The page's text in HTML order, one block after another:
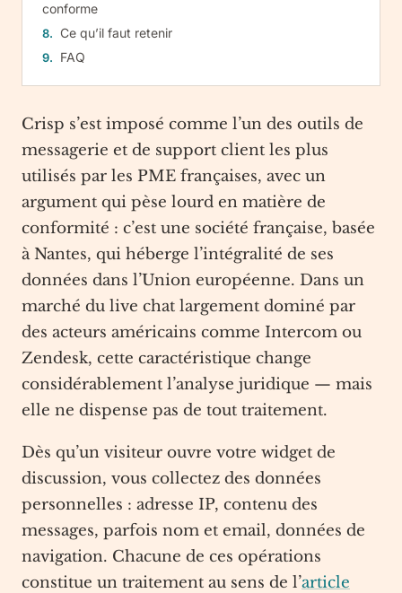
conforme
Ce qu’il faut retenir
FAQ
Crisp s’est imposé comme l’un des outils de
messagerie et de support client les plus
utilisés par les PME françaises, avec un
argument qui pèse lourd en matière de
conformité : c’est une société française, basée
à Nantes, qui héberge l’intégralité de ses
données dans l’Union européenne. Dans un
marché du live chat largement dominé par
des acteurs américains comme Intercom ou
Zendesk, cette caractéristique change
considérablement l’analyse juridique — mais
elle ne dispense pas de tout traitement.
Dès qu’un visiteur ouvre votre widget de
discussion, vous collectez des données
personnelles : adresse IP, contenu des
messages, parfois nom et email, données de
navigation. Chacune de ces opérations
constitue un traitement au sens de l’article